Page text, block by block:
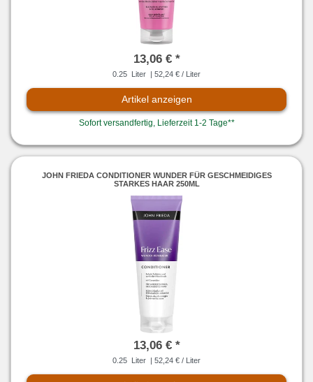
13,06 € *
0.25 Liter | 52,24 € / Liter
Artikel anzeigen
Sofort versandfertig, Lieferzeit 1-2 Tage**
JOHN FRIEDA CONDITIONER WUNDER FÜR GESCHMEIDIGES
STARKES HAAR 250ML
13,06 € *
0.25 Liter | 52,24 € / Liter